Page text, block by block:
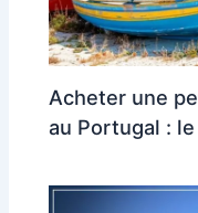
Acheter une
au Portugal :